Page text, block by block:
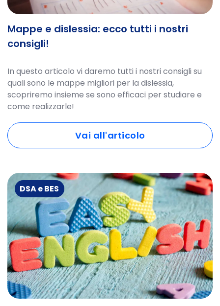
Mappe e dislessia: ecco tutti i nostri
consigli!
In questo articolo vi daremo tutti i nostri consigli su
quali sono le mappe migliori per la dislessia,
scopriremo insieme se sono efficaci per studiare e
come realizzarle!
Vai all'articolo
DSA e BES